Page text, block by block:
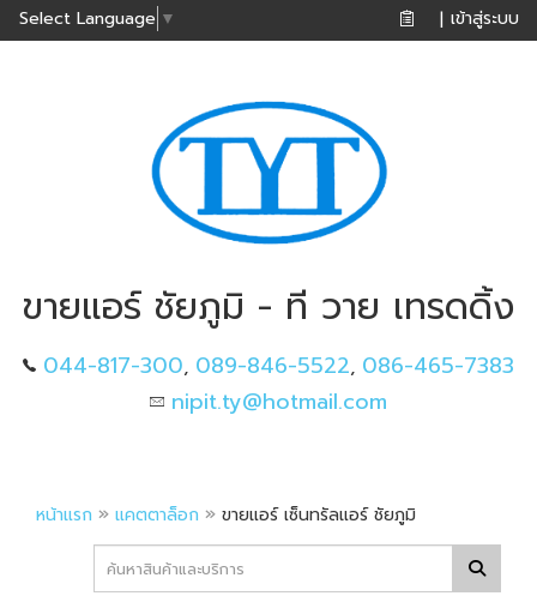
Select Language ▼ | เข้าสู่ระบบ
ขายแอร์ ชัยภูมิ - ที วาย เทรดดิ้ง
044-817-300, 089-846-5522, 086-465-7383
nipit.ty@hotmail.com
หน้าแรก » แคตตาล็อก » ขายแอร์ เซ็นทรัลแอร์ ชัยภูมิ